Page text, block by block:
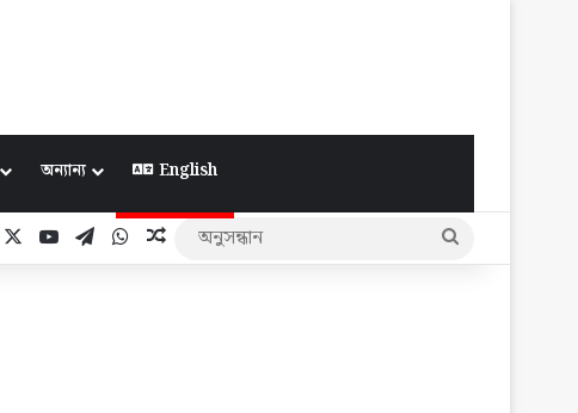
অন্যান্য English
Facebook YouTubeTelegramWhatsApp
Random Article